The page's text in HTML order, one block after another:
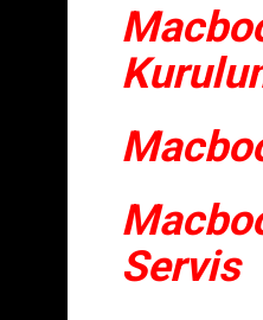
Servis